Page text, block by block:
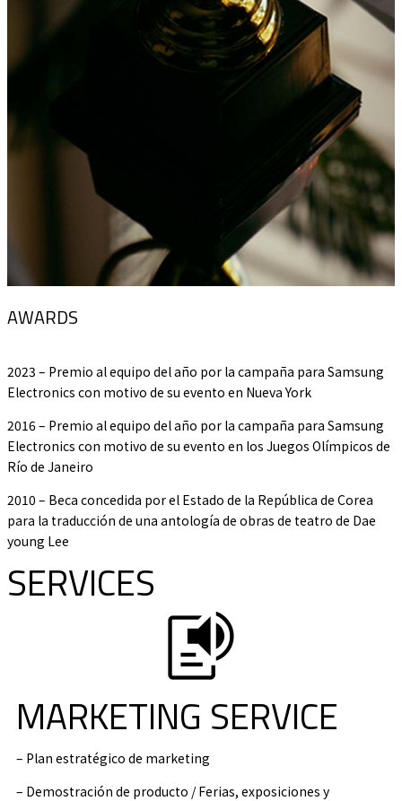
AWARDS
2023 – Premio al equipo del año por la campaña para Samsung
Electronics con motivo de su evento en Nueva York
2016 – Premio al equipo del año por la campaña para Samsung
Electronics con motivo de su evento en los Juegos Olímpicos de
Río de Janeiro
2010 – Beca concedida por el Estado de la República de Corea
para la traducción de una antología de obras de teatro de Dae
young Lee
SERVICES
MARKETING SERVICE
– Plan estratégico de marketing
– Demostración de producto / Ferias, exposiciones y